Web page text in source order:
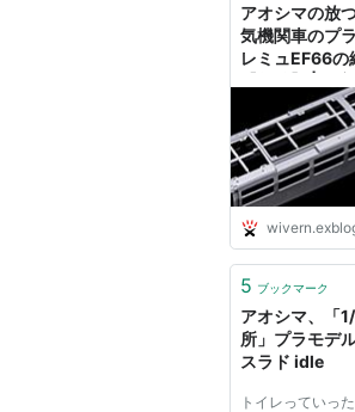
アオシマの放
気機関車のプ
レミュEF66の
5 ブックマーク
アオシマ、「
所」プラモデ
スラド idle
トイレっていっ